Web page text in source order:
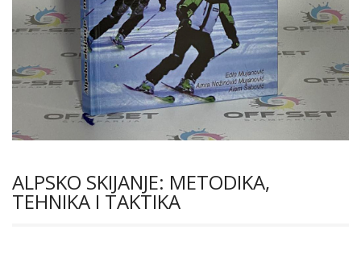
ALPSKO SKIJANJE: METODIKA,
TEHNIKA I TAKTIKA